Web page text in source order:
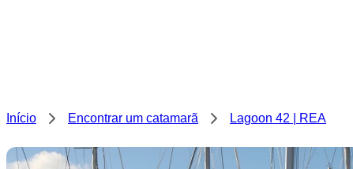
Início Encontrar um catamarã Lagoon 42 | REA